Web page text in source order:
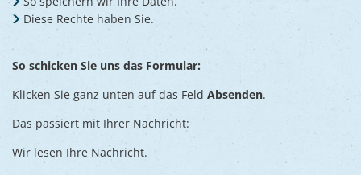
Diese Rechte haben Sie.
So schicken Sie uns das Formular:
Klicken Sie ganz unten auf das Feld Absenden.
Das passiert mit Ihrer Nachricht:
Wir lesen Ihre Nachricht.